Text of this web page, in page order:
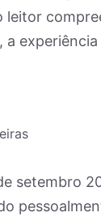
leitor
a experiência
setembro